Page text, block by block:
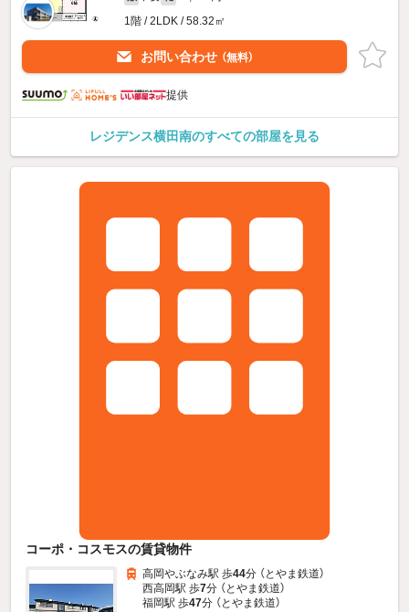
1階 / 2LDK / 58.32㎡
お問い合わせ （無料）
提供
レジデンス横田南のすべての部屋を見る
コーポ・コスモスの賃貸物件
高岡やぶなみ駅 歩44分 （とやま鉄道）
西高岡駅 歩7分 （とやま鉄道）
福岡駅 歩47分 （とやま鉄道）